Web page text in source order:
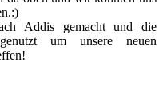
Addis gemacht und die
um unsere neuen